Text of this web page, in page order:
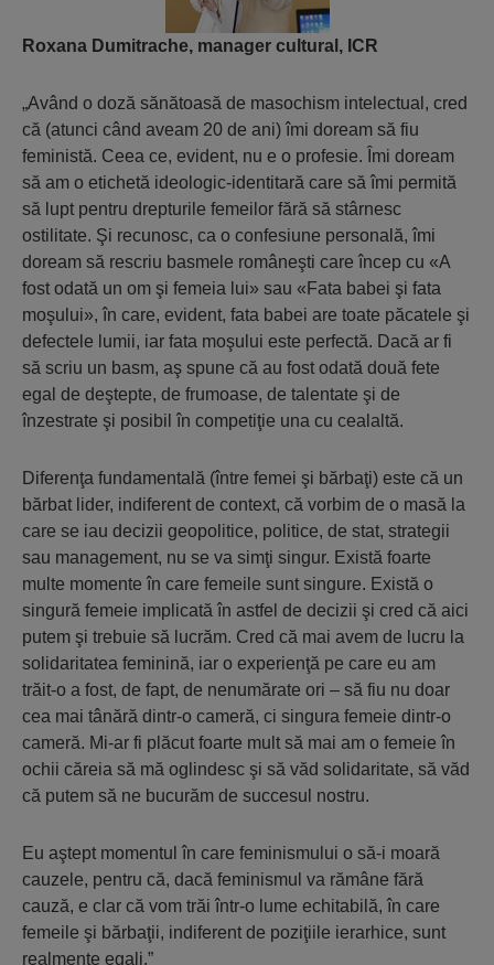
Roxana Dumitrache, manager cultural, ICR
„Având o doză sănătoasă de masochism intelectual, cred
că (atunci când aveam 20 de ani) îmi doream să fiu
feministă. Ceea ce, evident, nu e o profesie. Îmi doream
să am o etichetă ideologic-identitară care să îmi permită
să lupt pentru drepturile femeilor fără să stârnesc
ostilitate. Şi recunosc, ca o confesiune personală, îmi
doream să rescriu basmele româneşti care încep cu «A
fost odată un om şi femeia lui» sau «Fata babei şi fata
moşului», în care, evident, fata babei are toate păcatele şi
defectele lumii, iar fata moşului este perfectă. Dacă ar fi
să scriu un basm, aş spune că au fost odată două fete
egal de deştepte, de frumoase, de talentate şi de
înzestrate şi posibil în competiţie una cu cealaltă.
Diferenţa fundamentală (între femei şi bărbaţi) este că un
bărbat lider, indiferent de context, că vorbim de o masă la
care se iau decizii geopolitice, politice, de stat, strategii
sau management, nu se va simţi singur. Există foarte
multe momente în care femeile sunt singure. Există o
singură femeie implicată în astfel de decizii şi cred că aici
putem şi trebuie să lucrăm. Cred că mai avem de lucru la
solidaritatea feminină, iar o experienţă pe care eu am
trăit-o a fost, de fapt, de nenumărate ori – să fiu nu doar
cea mai tânără dintr-o cameră, ci singura femeie dintr-o
cameră. Mi-ar fi plăcut foarte mult să mai am o femeie în
ochii căreia să mă oglindesc şi să văd solidaritate, să văd
că putem să ne bucurăm de succesul nostru.
Eu aştept momentul în care feminismului o să-i moară
cauzele, pentru că, dacă feminismul va rămâne fără
cauză, e clar că vom trăi într-o lume echitabilă, în care
femeile şi bărbaţii, indiferent de poziţiile ierarhice, sunt
realmente egali.”